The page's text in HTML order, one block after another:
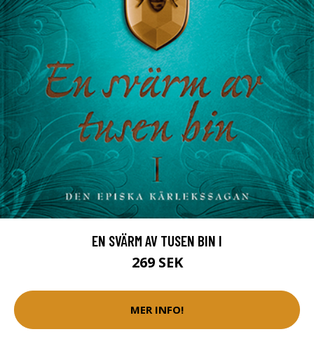
EN SVÄRM AV TUSEN BIN I
269 SEK
MER INFO!